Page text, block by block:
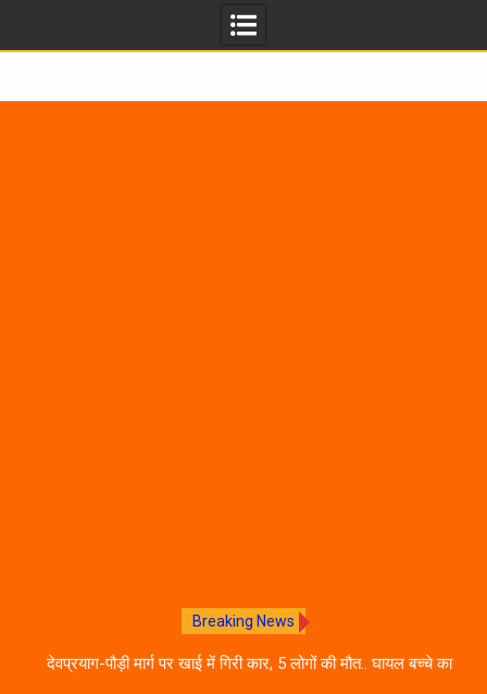
Breaking News
देवप्रयाग-पौड़ी मार्ग पर खाई में गिरी कार, 5 लोगों की मौत.. घायल बच्चे का